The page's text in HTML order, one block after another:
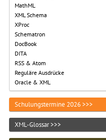
MathML
XML Schema
XProc
Schematron
DocBook
DITA
RSS & Atom
Reguläre Ausdrücke
Oracle & XML
Schulungstermine 2026 >>>
XML-Glossar >>>